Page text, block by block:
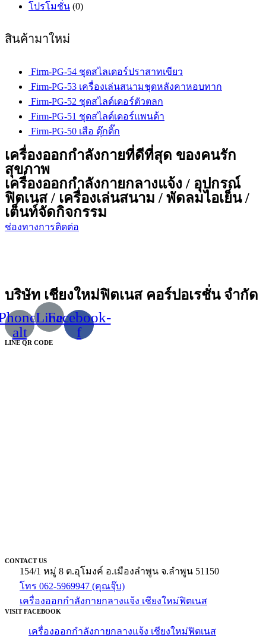
โปรโมชั่น (0)
สินค้ามาใหม่
Firm-PG-54 ชุดสไลเดอร์ปราสาทเขียว
Firm-PG-53 เครื่องเล่นสนามชุดหลังคาหอบทาก
Firm-PG-52 ชุดสไลด์เดอร์ตัวตลก
Firm-PG-51 ชุดสไลด์เดอร์แพนด้า
Firm-PG-50 เสือ ดุ๊กดิ๊ก
เครื่องออกกำลังกายที่ดีที่สุด ของคนรัก
สุขภาพ
เครื่องออกกำลังกายกลางแจ้ง / อุปกรณ์
ฟิตเนส / เครื่องเล่นสนาม / พัดลมไอเย็น /
เต็นท์จัดกิจกรรม
ช่องทางการติดต่อ
บริษัท เชียงใหม่ฟิตเนส คอร์ปอเรชั่น จำกัด
alt
Line
Facebook-
f
LINE QR CODE
CONTACT US
154/1 หมู่ 8 ต.อุโมงค์ อ.เมืองลำพูน จ.ลำพูน 51150
โทร 062-5969947 (คุณจุ๊บ)
เครื่องออกกำลังกายกลางแจ้ง เชียงใหม่ฟิตเนส
VISIT FACEBOOK
เครื่องออกกำลังกายกลางแจ้ง เชียงใหม่ฟิตเนส